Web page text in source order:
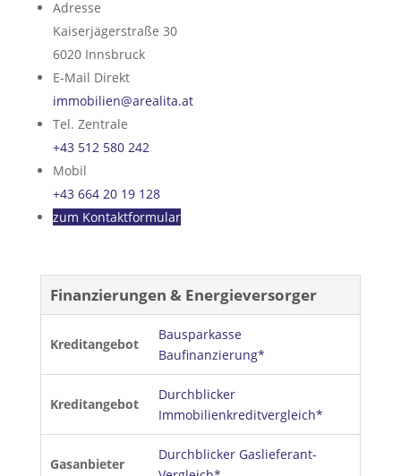
Adresse
Kaiserjägerstraße 30
6020 Innsbruck
E-Mail Direkt
immobilien@arealita.at
Tel. Zentrale
+43 512 580 242
Mobil
+43 664 20 19 128
zum Kontaktformular
Finanzierungen & Energieversorger
Kreditangebot
Bausparkasse
Baufinanzierung*
Kreditangebot
Durchblicker
Immobilienkreditvergleich*
Gasanbieter
Durchblicker Gaslieferant-